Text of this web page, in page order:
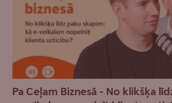
Pa Ceļam Biznesā - No klikšķa